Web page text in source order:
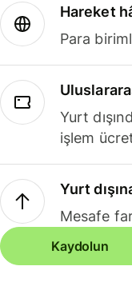
Hareket
Para
Yurt
işlem
Yurt
Mesafe
Kaydolun